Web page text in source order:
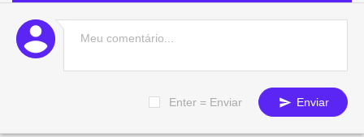
Enter = Enviar Enviar